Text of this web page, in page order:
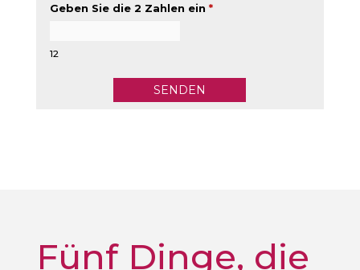
Geben Sie die 2 Zahlen ein*
12
Fünf Dinge, die